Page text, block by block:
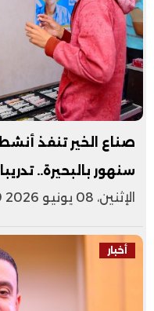
صناع الخير تنفذ
سنهور بالبحيرة..
الإثنين، 08 يونيو 2026 10:49 م
أخبار